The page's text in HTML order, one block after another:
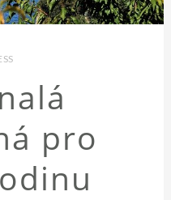
pro